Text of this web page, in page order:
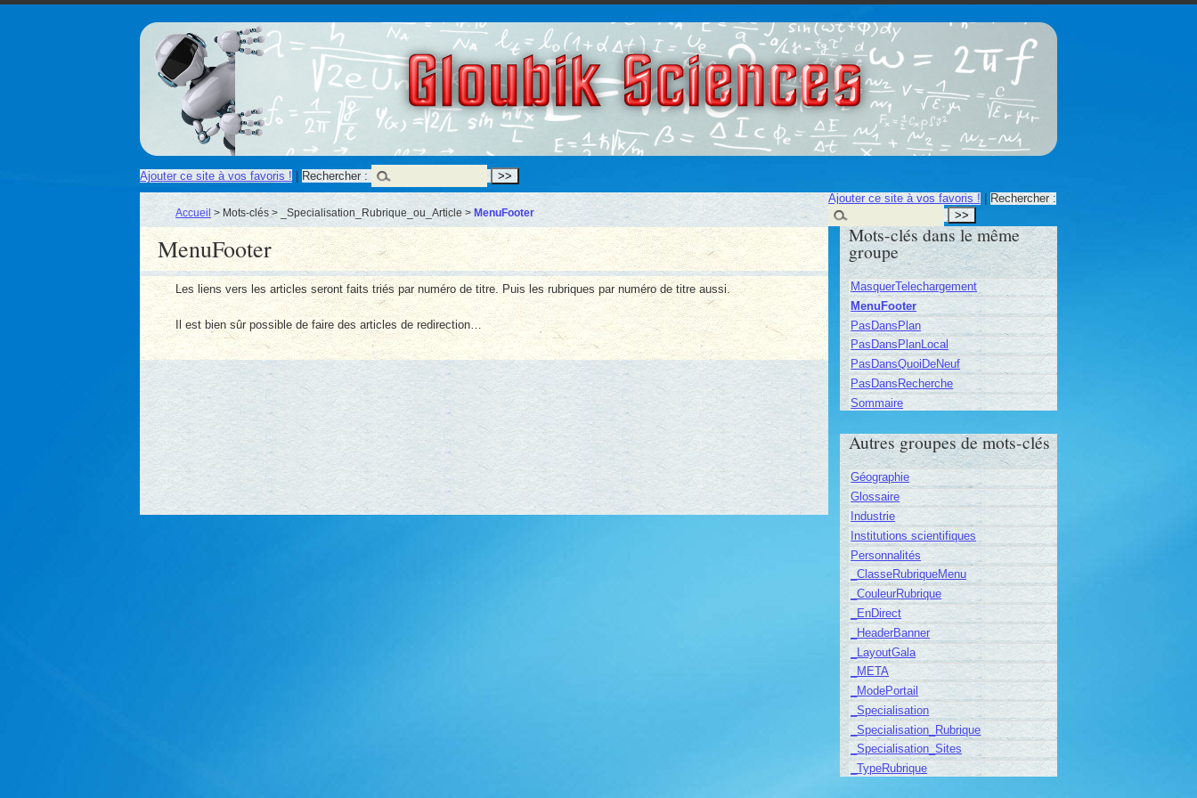
Gloubik Sciences
Ajouter ce site à vos favoris ! | Rechercher :
Accueil > Mots-clés > _Specialisation_Rubrique_ou_Article > MenuFooter
MenuFooter
Les liens vers les articles seront faits triés par numéro de titre. Puis les rubriques par numéro de titre aussi.
Il est bien sûr possible de faire des articles de redirection…
Ajouter ce site à vos favoris ! Rechercher :
Mots-clés dans le même
groupe
MasquerTelechargement
MenuFooter
PasDansPlan
PasDansPlanLocal
PasDansQuoiDeNeuf
PasDansRecherche
Sommaire
Autres groupes de mots-clés
Géographie
Glossaire
Industrie
Institutions scientifiques
Personnalités
_ClasseRubriqueMenu
_CouleurRubrique
_EnDirect
_HeaderBanner
_LayoutGala
_META
_ModePortail
_Specialisation
_Specialisation_Rubrique
_Specialisation_Sites
_TypeRubrique